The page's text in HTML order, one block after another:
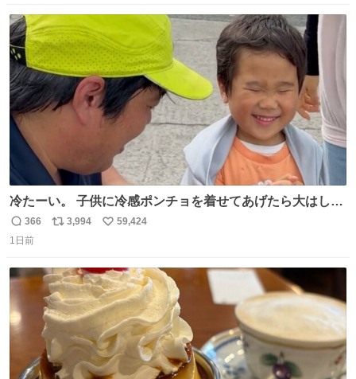
ト
数
数
冷たーい。 子供に冷感ポンチョを着せてあげたら大はしゃ
ぎで喜んでくれました。 こんな素敵な代物を提供してくれ
た山口県の恩師に感謝。
返
信
366
リ
ト
数
3,994
い
数
59,424
1日前